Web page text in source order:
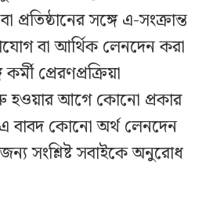
প্রতিষ্ঠানের সঙ্গে এ-সংক্রান্ত
বা আর্থিক লেনদেন করা
প্রেরণপ্রক্রিয়া
হওয়ার আগে কোনো প্রকার
বাবদ কোনো অর্থ লেনদেন
সংশ্লিষ্ট সবাইকে অনুরোধ